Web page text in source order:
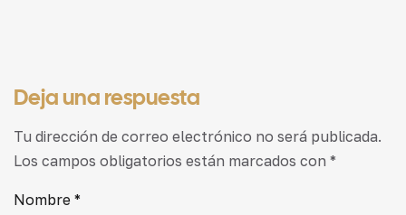
Deja una respuesta
Tu dirección de correo electrónico no será publicada.
Los campos obligatorios están marcados con *
Nombre *